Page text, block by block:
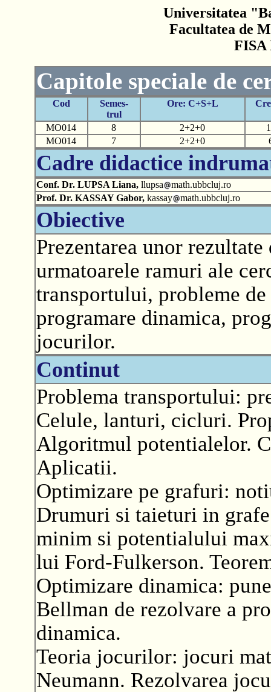
Universitatea
Facultatea de
FISA
Capitole speciale de
Cod
Semes-
trul
Ore: C+S+L
MO014 8 2+2+0
MO014
7 2+2+0
Cadre didactice
Conf. Dr. LUPSA Liana,llupsa
math.ubbcluj.ro
Prof. Dr. KASSAY Gabor,kassay math.ubbcluj.ro
Obiective
Prezentarea unor
urmatoarele ramuri ale
transportului, probleme
programare dinamica,
jocurilor.
Continut
Problema transportului:
Celule, lanturi, cicluri.
Algoritmul potentialelor.
Aplicatii.
Optimizare pe grafuri:
Drumuri si taieturi in
minim si potentialului
lui Ford-Fulkerson.
Optimizare dinamica:
Bellman de rezolvare a
dinamica.
Teoria jocurilor: jocuri
Neumann. Rezolvarea